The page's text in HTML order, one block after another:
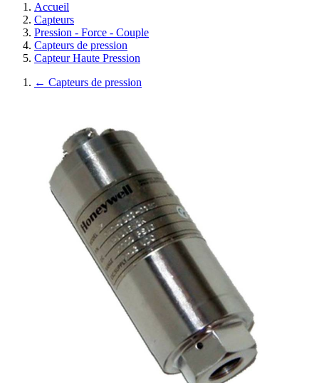
Accueil
Capteurs
Pression - Force - Couple
Capteurs de pression
Capteur Haute Pression
← Capteurs de pression